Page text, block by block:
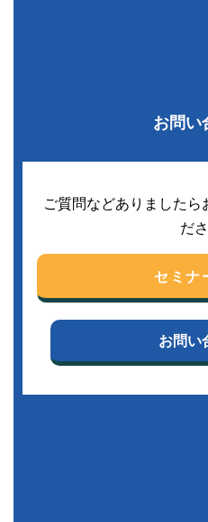
お問い
ご質問などありましたら
だ
セミナ
お問い